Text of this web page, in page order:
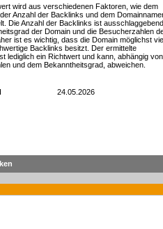
wird aus verschiedenen Faktoren, wie dem
Anzahl der Backlinks und dem
Die Anzahl der Backlinks ist
der Domain und die Besucherzahlen
ist es wichtig, dass die Domain möglichst
Backlinks besitzt. Der ermittelte
lediglich ein Richtwert und kann, abhängig
und dem Bekanntheitsgrad, abweichen.
24.05.2026